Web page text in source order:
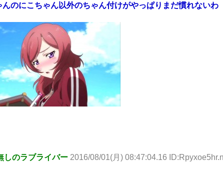
んのにこちゃん以外のちゃん付けがやっぱりまだ慣れないわ
しのラブライバー 2016/08/01(月) 08:47:04.16